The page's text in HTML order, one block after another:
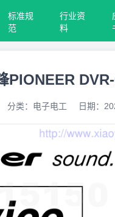
标准规
范
行业资
料
PIONEER
分类： 电子电工 日期：